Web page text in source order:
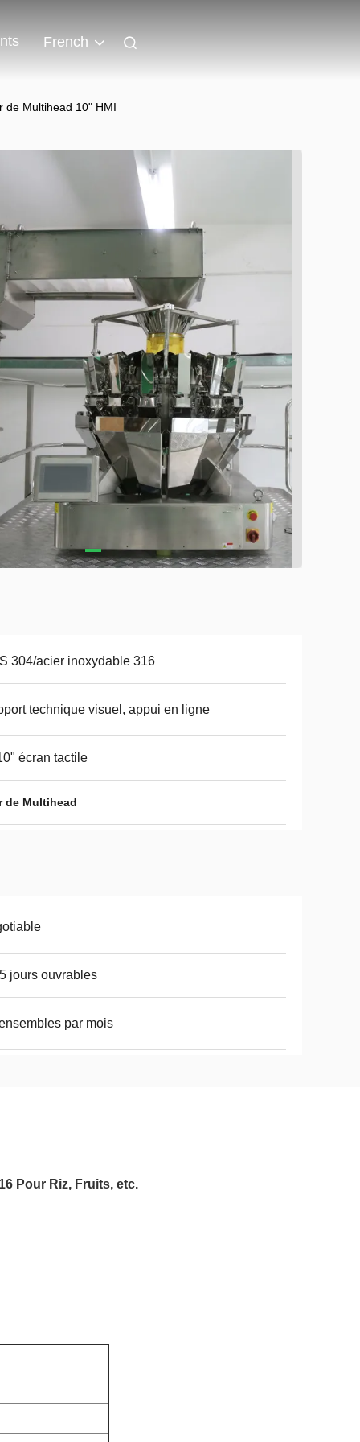
French
de Multihead 10" HMI
304/acier inoxydable 316
technique visuel, appui en ligne
écran tactile
de Multihead
jours ouvrables
par mois
Pour Riz, Fruits, etc.